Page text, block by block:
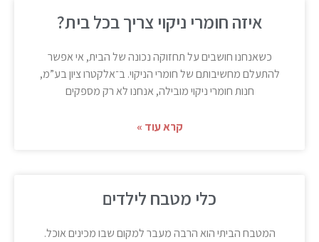
איזה חומרי ניקוי צריך בכל בית?
כשאנחנו חושבים על תחזוקה נכונה של הבית, אי אפשר
להתעלם מחשיבותם של חומרי הניקוי. ב־אלקטרו ציון בע”מ,
חנות חומרי ניקוי מובילה, אנחנו לא רק מספקים
קרא עוד »
כלי מטבח לילדים
המטבח הביתי הוא הרבה מעבר למקום שבו מכינים אוכל.